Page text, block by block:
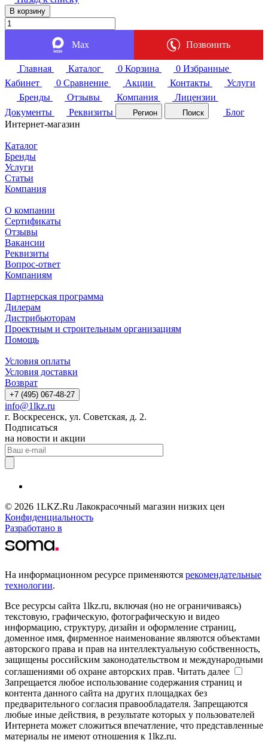
В корзину
Max Позвонить
Главная Каталог 0 Корзина 0 Избранные
Кабинет
0 Сравнение Акции Контакты
Услуги
Бренды
Отзывы Компания
Лицензии
Документы
Реквизиты Регион Поиск
Блог
Интернет-магазин
Каталог
Бренды
Услуги
Статьи
Компания
О компании
Сертификаты
Отзывы
Вакансии
Реквизиты
Вопрос-ответ
Компаниям
Партнерская программа
Дилерам
Дистрибьюторам
Проектным и строительным организациям
Помощь
Условия оплаты
Условия доставки
Возврат
+7 (495) 067-48-27
info@1lkz.ru
г. Воскресенск, ул. Советская, д. 2.
Подписаться
на новости и акции
© 2026 1LKZ.Ru Лакокрасочный магазин низких цен
Конфиденциальность
Разработано в
На информационном ресурсе применяются рекомендательные
технологии.
Все ресурсы сайта 1lkz.ru, включая (но не ограничиваясь)
текстовую, графическую, фотографическую и видео
информацию, структуру, дизайн и оформление страниц,
доменное имя, фирменное наименование являются объектами
авторского права и прав на интеллектуальную собственность,
защищены российским законодательством и международными
соглашениями об охране авторских прав. Читать далее
Запрещается любое использование содержания страниц и
контента данного сайта на других площадках без
предварительного согласия правообладателя. Запрещаются
любые иные действия, в результате которых у пользователей
Интернета может сложиться впечатление, что представленные
материалы не имеют отношения к 1lkz.ru.